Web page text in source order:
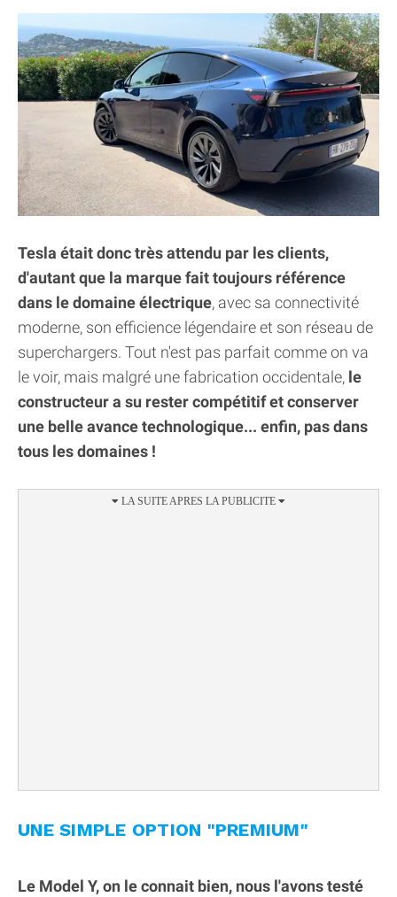
Tesla était donc très attendu par les clients,
d'autant que la marque fait toujours référence
dans le domaine électrique, avec sa connectivité
moderne, son efficience légendaire et son réseau de
superchargers. Tout n'est pas parfait comme on va
le voir, mais malgré une fabrication occidentale, le
constructeur a su rester compétitif et conserver
une belle avance technologique... enfin, pas dans
tous les domaines !
UNE SIMPLE OPTION "PREMIUM"
Le Model Y, on le connait bien, nous l'avons testé